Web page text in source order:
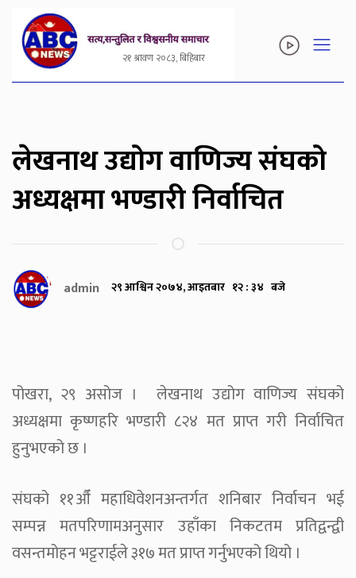
२१ श्रावण २०८३, बिहिबार
लेखनाथ उद्योग वाणिज्य संघको
अध्यक्षमा भण्डारी निर्वाचित
admin २९ आश्विन २०७४, आइतबार १२ : ३४ बजे
पोखरा, २९ असोज । लेखनाथ उद्योग वाणिज्य संघको
अध्यक्षमा कृष्णहरि भण्डारी ८२४ मत प्राप्त गरी निर्वाचित
हुनुभएको छ ।
संघको ११औँ महाधिवेशनअन्तर्गत शनिबार निर्वाचन भई
सम्पन्न मतपरिणामअनुसार उहाँका निकटतम प्रतिद्वन्द्वी
वसन्तमोहन भट्टराईले ३१७ मत प्राप्त गर्नुभएको थियो ।